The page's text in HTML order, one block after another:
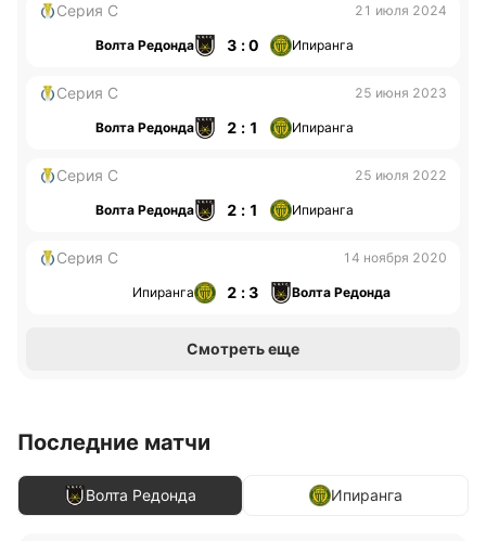
Серия С 21 июля 2024
Волта Редонда 3 : 0 Ипиранга
Серия С 25 июня 2023
Волта Редонда 2 : 1 Ипиранга
Серия С 25 июля 2022
Волта Редонда 2 : 1 Ипиранга
Серия С 14 ноября 2020
Ипиранга 2 : 3 Волта Редонда
Смотреть еще
Последние матчи
Волта Редонда Ипиранга